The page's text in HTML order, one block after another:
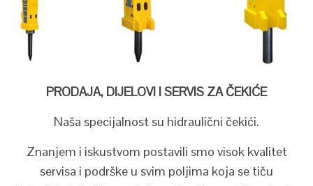
PRODAJA, DIJELOVI I SERVIS ZA ČEKIĆE
Naša specijalnost su hidraulični čekići.
Znanjem i iskustvom postavili smo visok kvalitet
servisa i podrške u svim poljima koja se tiču